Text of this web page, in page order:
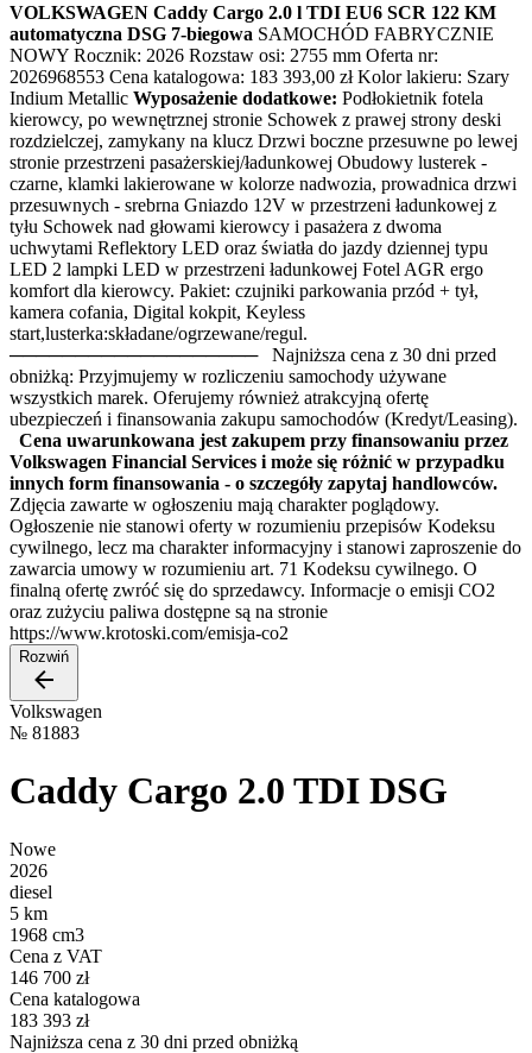
VOLKSWAGEN Caddy Cargo 2.0 l TDI EU6 SCR 122 KM
automatyczna DSG 7-biegowa SAMOCHÓD FABRYCZNIE
NOWY Rocznik: 2026 Rozstaw osi: 2755 mm Oferta nr:
2026968553 Cena katalogowa: 183 393,00 zł Kolor lakieru: Szary
Indium Metallic Wyposażenie dodatkowe: Podłokietnik fotela
kierowcy, po wewnętrznej stronie Schowek z prawej strony deski
rozdzielczej, zamykany na klucz Drzwi boczne przesuwne po lewej
stronie przestrzeni pasażerskiej/ładunkowej Obudowy lusterek -
czarne, klamki lakierowane w kolorze nadwozia, prowadnica drzwi
przesuwnych - srebrna Gniazdo 12V w przestrzeni ładunkowej z
tyłu Schowek nad głowami kierowcy i pasażera z dwoma
uchwytami Reflektory LED oraz światła do jazdy dziennej typu
LED 2 lampki LED w przestrzeni ładunkowej Fotel AGR ergo
komfort dla kierowcy. Pakiet: czujniki parkowania przód + tył,
kamera cofania, Digital kokpit, Keyless
start,lusterka:składane/ogrzewane/regul.
─────────────────── Najniższa cena z 30 dni przed
obniżką: Przyjmujemy w rozliczeniu samochody używane
wszystkich marek. Oferujemy również atrakcyjną ofertę
ubezpieczeń i finansowania zakupu samochodów (Kredyt/Leasing).
Cena uwarunkowana jest zakupem przy finansowaniu przez
Volkswagen Financial Services i może się różnić w przypadku
innych form finansowania - o szczegóły zapytaj handlowców.
Zdjęcia zawarte w ogłoszeniu mają charakter poglądowy.
Ogłoszenie nie stanowi oferty w rozumieniu przepisów Kodeksu
cywilnego, lecz ma charakter informacyjny i stanowi zaproszenie do
zawarcia umowy w rozumieniu art. 71 Kodeksu cywilnego. O
finalną ofertę zwróć się do sprzedawcy. Informacje o emisji CO2
oraz zużyciu paliwa dostępne są na stronie
https://www.krotoski.com/emisja-co2
Rozwiń
Volkswagen
№ 81883
Caddy Cargo 2.0 TDI DSG
Nowe
2026
diesel
5 km
1968 cm3
Cena z VAT
146 700 zł
Cena katalogowa
183 393 zł
Najniższa cena z 30 dni przed obniżką